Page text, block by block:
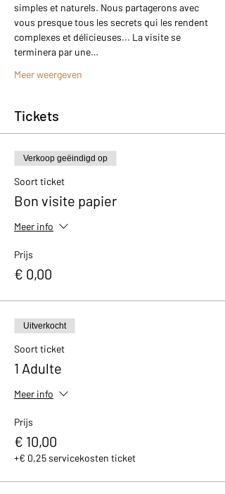
simples et naturels. Nous partagerons avec
vous presque tous les secrets qui les rendent
complexes et délicieuses... La visite se
terminera par une…
Meer weergeven
Tickets
Verkoop geëindigd op
Soort ticket
Bon visite papier
Meer info
Prijs
€ 0,00
Uitverkocht
Soort ticket
1 Adulte
Meer info
Prijs
€ 10,00
+€ 0,25 servicekosten ticket